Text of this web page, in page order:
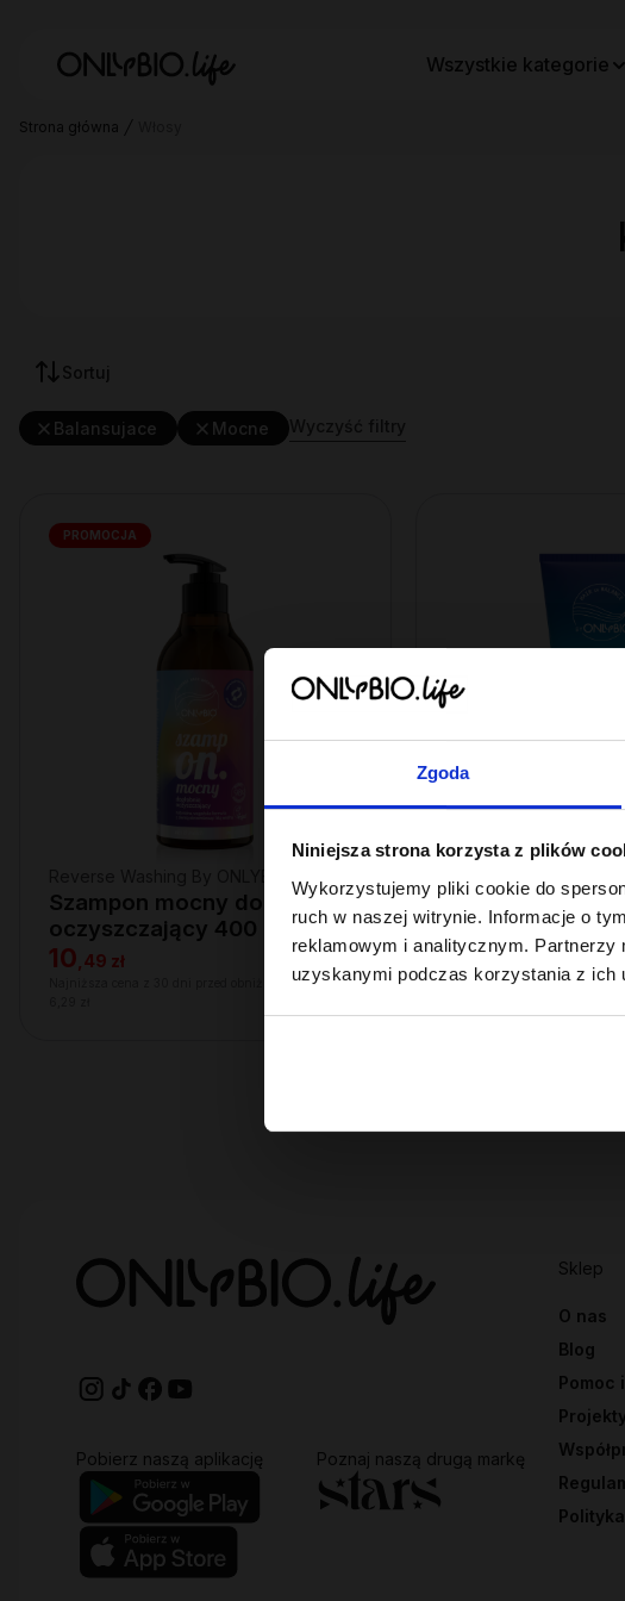
Zgoda
Niniejsza strona korzysta z plików
Wykorzystujemy pliki cookie do
ruch w naszej witrynie. Informacje o
reklamowym i analitycznym. Partnerzy
uzyskanymi podczas korzystania z ich
Wszystkie kategorie
Strona główna
Sortuj
Balansujace Mocne
Szampon mocny dogłębnie
oczyszczający 400 ml
10 49 zł
PROMOCJA
Żel mocny do
włosów
18 99 zł
Najniższa cena z 30 dni przed
Sklep
O nas
Blog
Pomoc
Pobierz naszą aplikację
Poznaj naszą drugą markę